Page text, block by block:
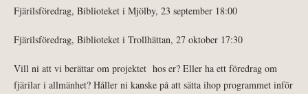
Fjärilsföredrag, Biblioteket i Mjölby, 23 september 18:00
Fjärilsföredrag, Biblioteket i Trollhättan, 27 oktober 17:30
Vill ni att vi berättar om projektet hos er? Eller ha ett föredrag om
fjärilar i allmänhet? Håller ni kanske på att sätta ihop programmet inför